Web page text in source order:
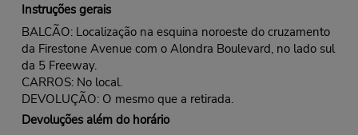
Instruções gerais
BALCÃO: Localização na esquina noroeste do cruzamento
da Firestone Avenue com o Alondra Boulevard, no lado sul
da 5 Freeway.
CARROS: No local.
DEVOLUÇÃO: O mesmo que a retirada.
Devoluções além do horário